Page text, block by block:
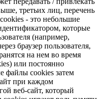
третьих лиц, перечень
- это небольшие
которые
(например,
браузер пользователя,
на нем во время
или постоянно
файлы cookies затем
при каждом
веб-сайт, который